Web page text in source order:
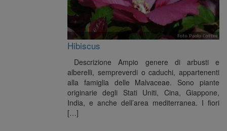
Hibiscus
Descrizione Ampio genere di arbusti e
alberelli, sempreverdi o caduchi, appartenenti
alla famiglia delle Malvaceae. Sono piante
originarie degli Stati Uniti, Cina, Giappone,
India, e anche dell’area mediterranea. I fiori
[…]